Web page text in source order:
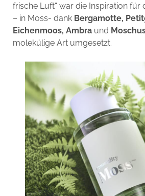
frische Luft“ war die Inspiration für
– in Moss- dank Bergamotte,
Eichenmoos, Ambraund
molekülige Art umgesetzt.